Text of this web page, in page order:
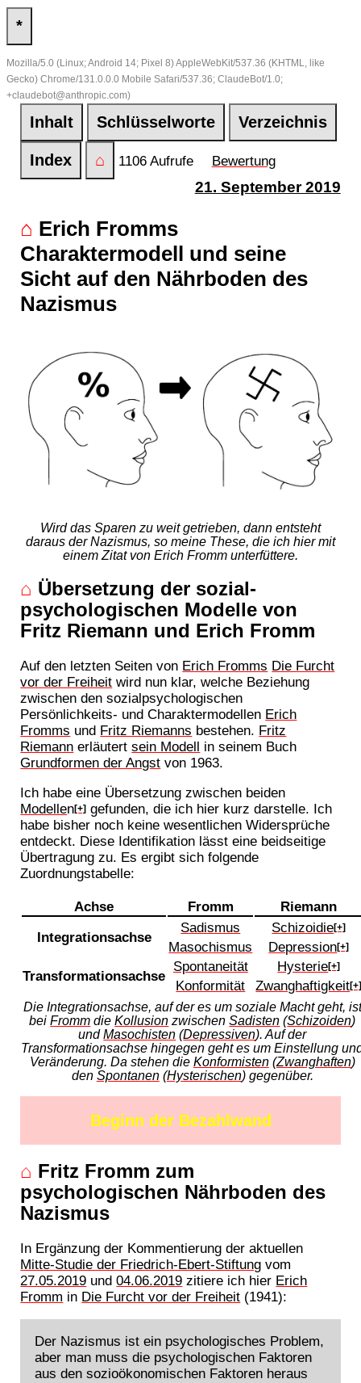
*
Mozilla/5.0 (Linux; Android 14; Pixel 8) AppleWebKit/537.36 (KHTML, like
Gecko) Chrome/131.0.0.0 Mobile Safari/537.36; ClaudeBot/1.0;
+claudebot@anthropic.com)
Inhalt Schlüsselworte Verzeichnis
Index ⌂ 1106 Aufrufe Bewertung
21. September 2019
⌂ Erich Fromms
Charaktermodell und seine
Sicht auf den Nährboden des
Nazismus
Wird das Sparen zu weit getrieben, dann entsteht
daraus der Nazismus, so meine These, die ich hier mit
einem Zitat von Erich Fromm unterfüttere.
⌂ Übersetzung der sozial-
psychologischen Modelle von
Fritz Riemann und Erich Fromm
Auf den letzten Seiten von Erich Fromms Die Furcht
vor der Freiheit wird nun klar, welche Beziehung
zwischen den sozialpsychologischen
Persönlichkeits- und Charaktermodellen Erich
Fromms und Fritz Riemanns bestehen. Fritz
Riemann erläutertsein Modell in seinem Buch
Grundformen der Angst von 1963.
Ich habe eine Übersetzung zwischen beiden
Modellen[+] gefunden, die ich hier kurz darstelle. Ich
habe bisher noch keine wesentlichen Widersprüche
entdeckt. Diese Identifikation lässt eine beidseitige
Übertragung zu. Es ergibt sich folgende
Zuordnungstabelle:
Achse Fromm
Riemann
Integrationsachse
Sadismus Schizoidie[+]
Masochismus Depression[+]
Transformationsachse
Spontaneität Hysterie[+]
Konformität Zwanghaftigkeit
Die Integrationsachse, auf der es um soziale Macht geht, ist
beiFromm dieKollusion zwischenSadisten (Schizoiden)
undMasochisten (Depressiven). Auf der
Transformationsachse hingegen geht es um Einstellung
Veränderung. Da stehen die Konformisten(Zwanghaften)
den Spontanen(Hysterischen) gegenüber.
Beginn der Bezahlwand
⌂ Fritz Fromm zum
psychologischen Nährboden des
Nazismus
In Ergänzung der Kommentierung der aktuellen
Mitte-Studie der Friedrich-Ebert-Stiftung vom
27.05.2019 und04.06.2019 zitiere ich hier Erich
Fromm in Die Furcht vor der Freiheit (1941):
Der Nazismus ist ein psychologisches Problem,
aber man muss die psychologischen Faktoren
aus den sozioökonomischen Faktoren heraus